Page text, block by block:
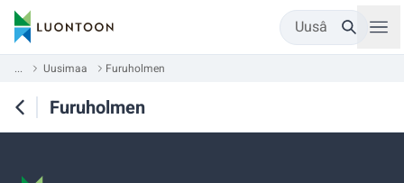
Uusâ
... Uusimaa Furuholmen
Furuholmen